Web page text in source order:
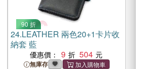
90 折
24.LEATHER 兩色20+1卡片收
納套 藍
優惠價： 9 504
無庫存